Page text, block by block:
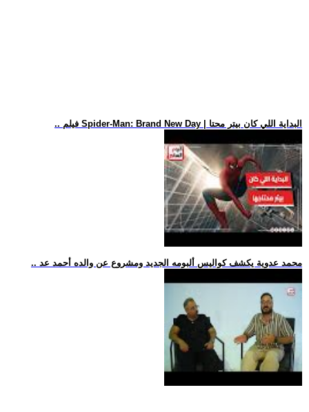
.. فيلم Spider-Man: Brand New Day | البداية اللي كان بيتر محتا
.. محمد عدوية يكشف كواليس ألبومه الجديد ومشروع عن والده أحمد عد